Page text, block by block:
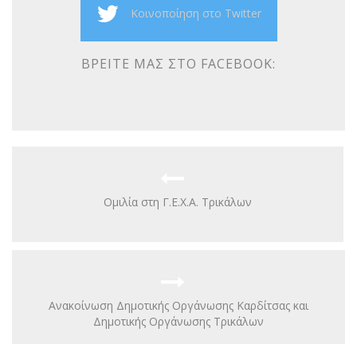
Κοινοποίηση στο Twitter
ΒΡΕΊΤΕ ΜΑΣ ΣΤΟ FACEBOOK:
Ομιλία στη Γ.Ε.Χ.Α. Τρικάλων
Ανακοίνωση Δημοτικής Οργάνωσης Καρδίτσας και
Δημοτικής Οργάνωσης Τρικάλων